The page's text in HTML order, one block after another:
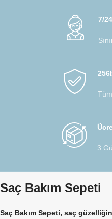
7/
3
Saç Bakım Sepeti
Saç Bakım Sepeti, saç